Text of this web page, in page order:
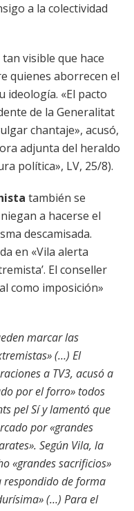
a la colectividad
tan visible que hace
quienes aborrecen el
ideología. «El pacto
de la Generalitat
chantaje», acusó,
adjunta del heraldo
política», LV, 25/8).
también se
a hacerse el
descamisada.
en «Vila alerta
El conseller
como imposición»
marcar las
(…) El
a TV3, acusó a
por el forro» todos
pel Sí y lamentó que
por «grandes
Según Vila, la
«grandes sacrificios»
respondido de forma
(…) Para el